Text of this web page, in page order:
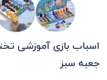
جعبه سبز